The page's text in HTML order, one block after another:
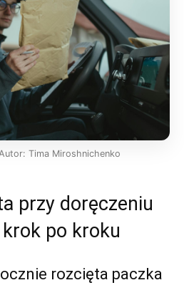
Tima Miroshnichenko
przy doręczeniu
po kroku
rozcięta paczka